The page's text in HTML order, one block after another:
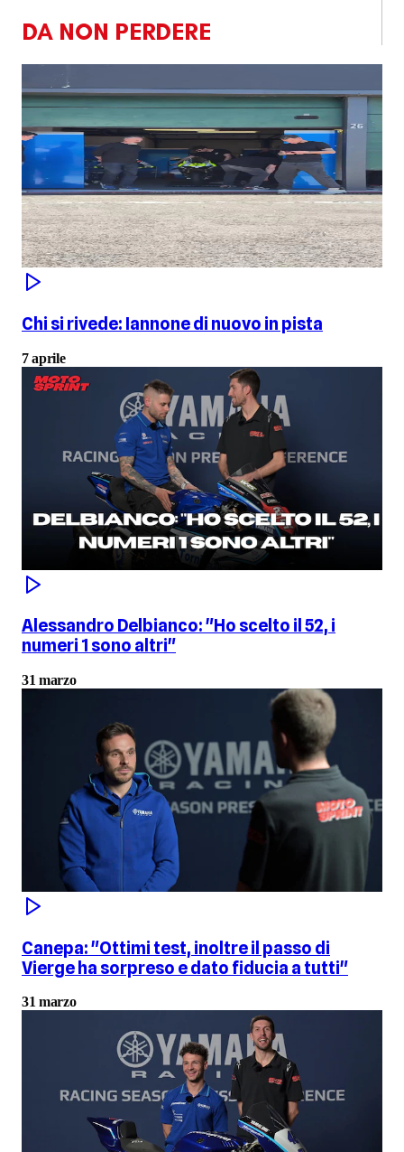
DA NON PERDERE
Chi si rivede: Iannone di nuovo in pista
7 aprile
Alessandro Delbianco: "Ho scelto il 52, i
numeri 1 sono altri"
31 marzo
Canepa: "Ottimi test, inoltre il passo di
Vierge ha sorpreso e dato fiducia a tutti"
31 marzo